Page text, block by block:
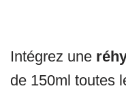
Intégrez une
de 150ml toutes